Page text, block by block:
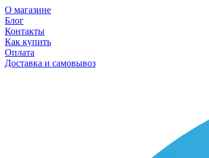
О магазине
Блог
Контакты
Как купить
Оплата
Доставка и самовывоз